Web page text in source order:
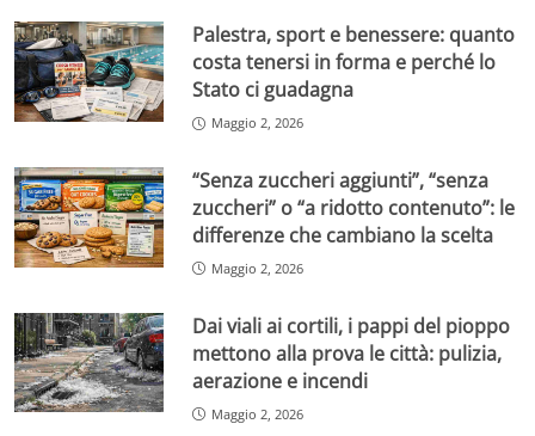
Palestra, sport e benessere: quanto
costa tenersi in forma e perché lo
Stato ci guadagna
Maggio 2, 2026
“Senza zuccheri aggiunti”, “senza
zuccheri” o “a ridotto contenuto”: le
differenze che cambiano la scelta
Maggio 2, 2026
Dai viali ai cortili, i pappi del pioppo
mettono alla prova le città: pulizia,
aerazione e incendi
Maggio 2, 2026